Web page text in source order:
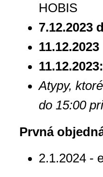
HOBIS
7.12.2023
11.12.2023:
Atypy,
do 15:00
Prvná
2.1.2024 -